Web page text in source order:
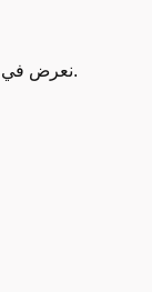
نعرض في هذا الفيلم كيفية استخدام القصص الاجتماعية.